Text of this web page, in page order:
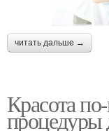
читать дальше →
Красота
процедуры